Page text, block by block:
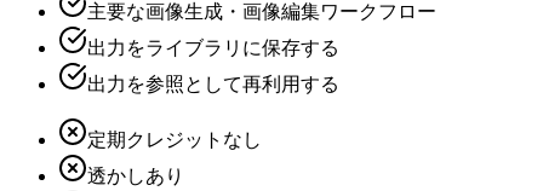
主要な画像生成・画像編集ワークフロー
出力をライブラリに保存する
出力を参照として再利用する
定期クレジットなし
透かしあり